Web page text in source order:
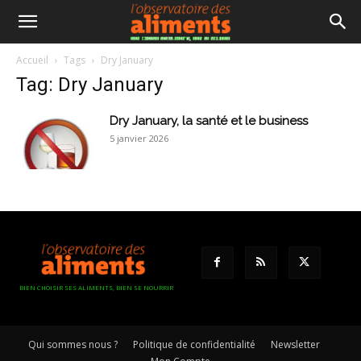
Accueil Tags Dry January
Tag: Dry January
Dry January, la santé et le business
5 janvier 2026
BIEN CHOISIR SES ALIMENTS, BIEN SE NOURRIR
Qui sommes nous ? Politique de confidentialité
Newsletter